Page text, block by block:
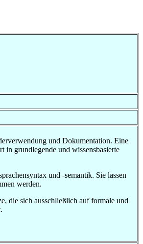
und Dokumentation. Eine
in grundlegende und wissensbasierte
und -semantik. Sie lassen
werden.
die sich ausschließlich auf formale und